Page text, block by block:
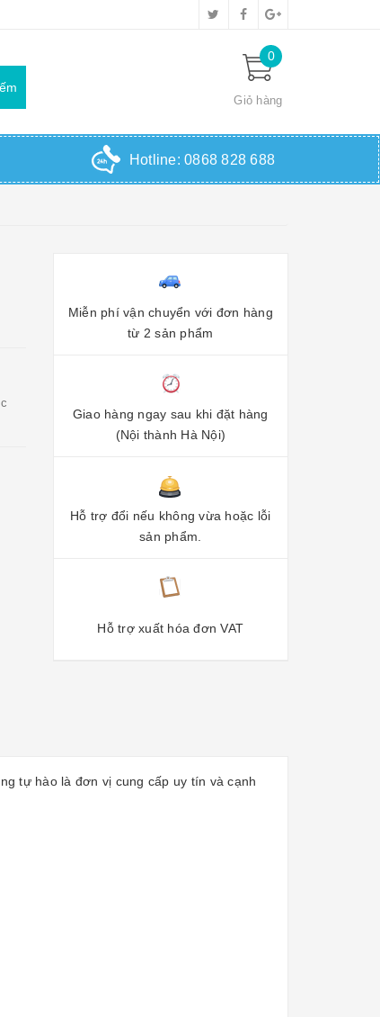
0
Giỏ hàng
Hotline: 0868 828 688
Miễn phí vận chuyển với đơn hàng
từ 2 sản phẩm
Giao hàng ngay sau khi đặt hàng
(Nội thành Hà Nội)
Hỗ trợ đổi nếu không vừa hoặc lỗi
sản phẩm.
Hỗ trợ xuất hóa đơn VAT
tự hào là đơn vị cung cấp uy tín và cạnh